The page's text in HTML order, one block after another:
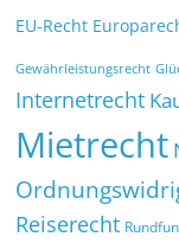
EU-Recht
Gewährleistungsrecht
Internetrecht
Mietrecht
Reiserecht